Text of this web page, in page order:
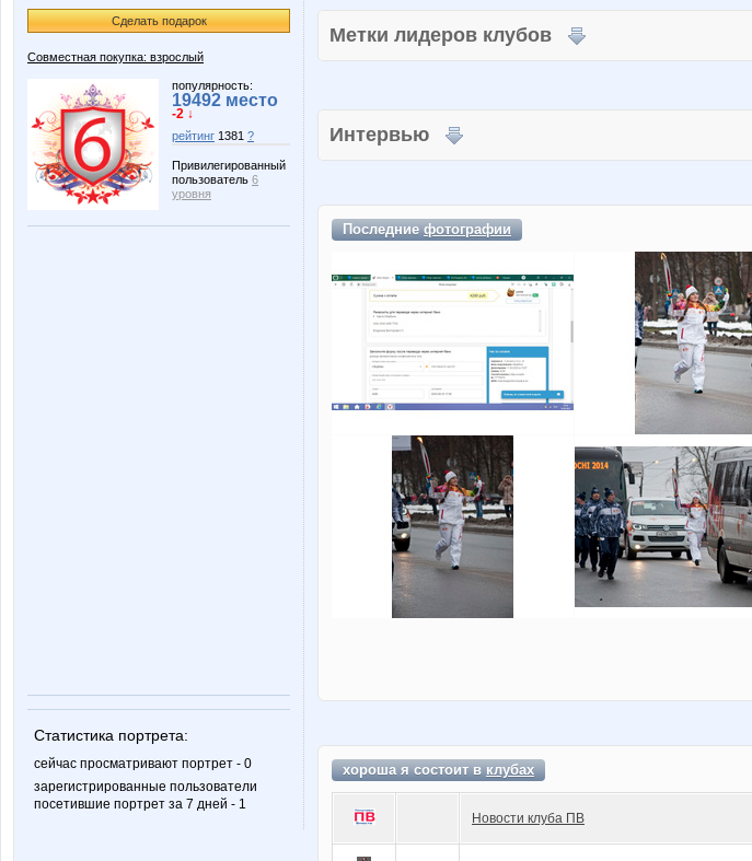
Сделать подарок
Совместная покупка: взрослый
популярность:
19492 место
-2 ↓
рейтинг 1381 ?
Привилегированный
пользователь 6
уровня
Статистика портрета:
сейчас просматривают портрет - 0
зарегистрированные пользователи
посетившие портрет за 7 дней - 1
Метки лидеров клубов
Интервью
Последниефотографии
хороша я состоит вклубах
Новости клуба ПВ